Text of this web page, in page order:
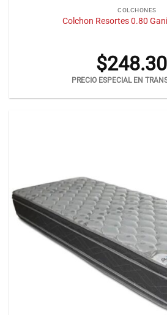
COLCHONES
Colchon Resortes 0.80
$
PRECIO ESPECIAL EN